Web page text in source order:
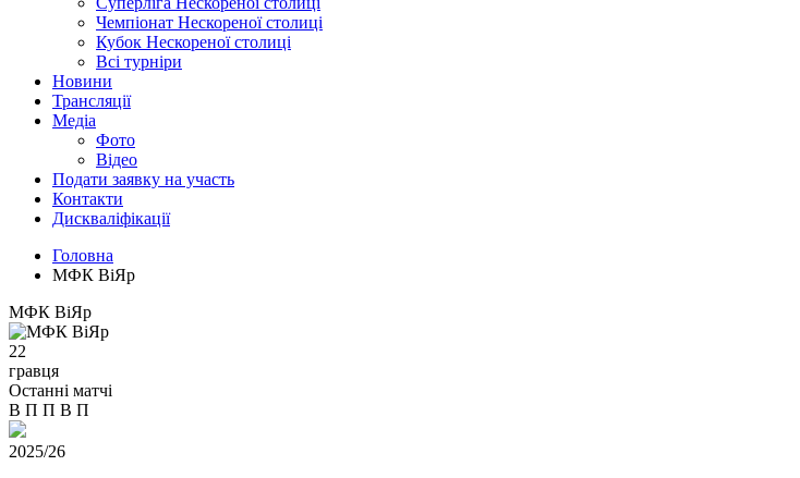
Чемпіонат Нескореної столиці
Кубок Нескореної столиці
Всі турніри
Новини
Трансляції
Медіа
Фото
Відео
Подати заявку на участь
Контакти
Дискваліфікації
Головна
МФК ВіЯр
МФК ВіЯр
22
гравця
Останні матчі
В П П В П
2025/26